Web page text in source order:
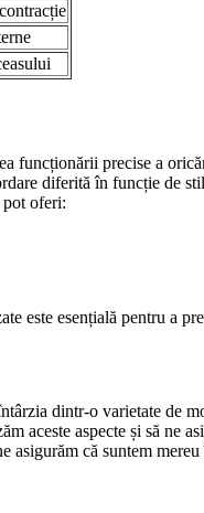
funcționării precise a
diferită în funcție de
oferi:
este esențială pentru a
dintr-o varietate de
aceste aspecte și să
asigurăm că suntem